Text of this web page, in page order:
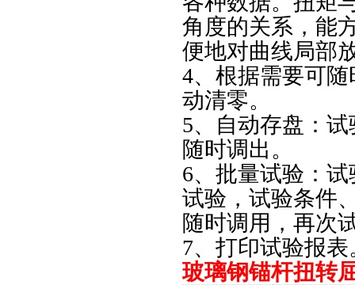
角度的关系，能
便地对曲线局部
4、根据需要可
动清零。
5、自动存盘：
随时调出。
6、批量试验：
试验，试验条件
随时调用，再次
7、打印试验报表
玻璃钢锚杆扭转